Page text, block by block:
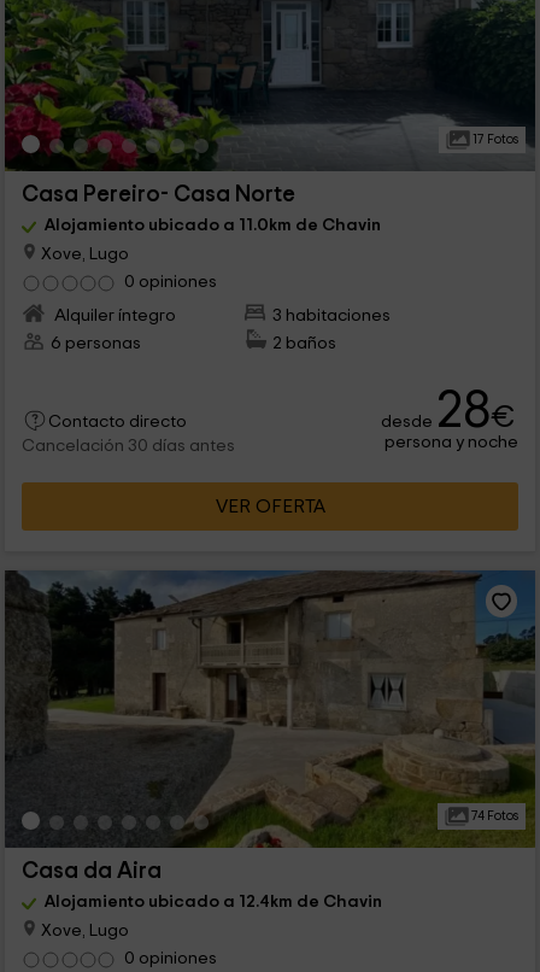
17 Fotos
Casa Pereiro- Casa Norte
Alojamiento ubicado a 11.0km de Chavin
Xove, Lugo
0 opiniones
Alquiler íntegro
3 habitaciones
6 personas
2 baños
Contacto directo
Cancelación 30 días antes
desde 28€
persona y noche
VER OFERTA
74 Fotos
Casa da Aira
Alojamiento ubicado a 12.4km de Chavin
Xove, Lugo
0 opiniones